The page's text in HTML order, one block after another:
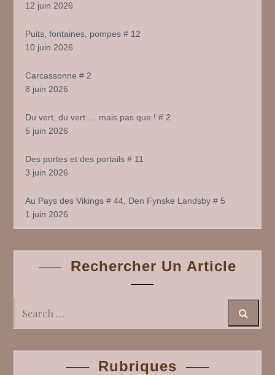
12 juin 2026
Puits, fontaines, pompes # 12
10 juin 2026
Carcassonne # 2
8 juin 2026
Du vert, du vert … mais pas que ! # 2
5 juin 2026
Des portes et des portails # 11
3 juin 2026
Au Pays des Vikings # 44, Den Fynske Landsby # 5
1 juin 2026
Rechercher Un Article
Rubriques